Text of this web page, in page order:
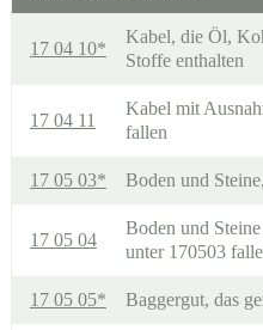
17 04 10*
Kabel, die Öl,
Stoffe enthalten
17 04 11
Kabel mit
fallen
17 05 03* Boden und
17 05 04
Boden und
unter 170503
17 05 05* Baggergut, das